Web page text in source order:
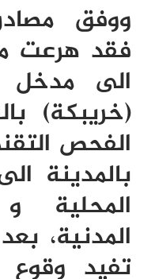
ووفق
فقد هرعت
الى مدخل
(خريبكة)
الفحص
بالمدينة
المحلية
المدنية،
تفيد